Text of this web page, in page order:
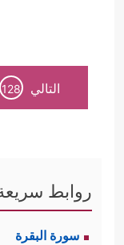
التالي 128
روابط
سورة البقرة